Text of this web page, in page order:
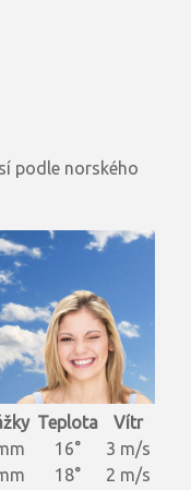
podle norského
Teplota
Vítr
16°
3 m/s
18°
2 m/s